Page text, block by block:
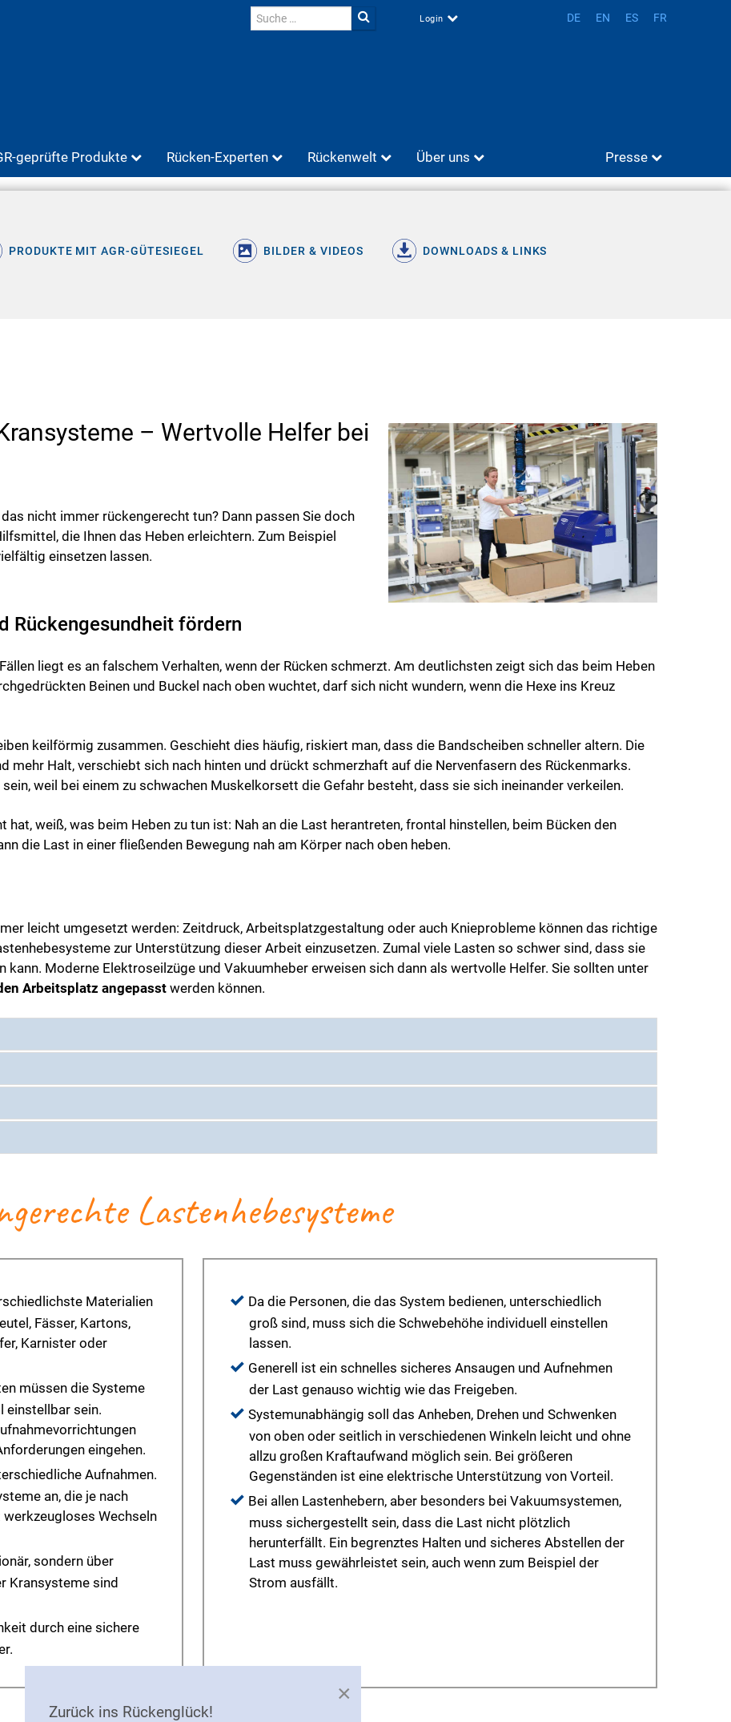
Login DE EN ES FR
geprüfte Produkte Rücken-Experten Rückenwelt Über uns Presse
PRODUKTE MIT AGR-GÜTESIEGEL BILDER & VIDEOS DOWNLOADS & LINKS
– Wertvolle Helfer bei
nicht immer rückengerecht tun? Dann passen Sie doch
die Ihnen das Heben erleichtern. Zum Beispiel
einsetzen lassen.
Rückengesundheit fördern
liegt es an falschem Verhalten, wenn der Rücken schmerzt. Am deutlichsten zeigt sich das beim Heben
Beinen und Buckel nach oben wuchtet, darf sich nicht wundern, wenn die Hexe ins Kreuz
keilförmig zusammen. Geschieht dies häufig, riskiert man, dass die Bandscheiben schneller altern. Die
mehr Halt, verschiebt sich nach hinten und drückt schmerzhaft auf die Nervenfasern des Rückenmarks.
weil bei einem zu schwachen Muskelkorsett die Gefahr besteht, dass sie sich ineinander verkeilen.
hat, weiß, was beim Heben zu tun ist: Nah an die Last herantreten, frontal hinstellen, beim Bücken den
die Last in einer fließenden Bewegung nah am Körper nach oben heben.
leicht umgesetzt werden: Zeitdruck, Arbeitsplatzgestaltung oder auch Knieprobleme können das richtige
zur Unterstützung dieser Arbeit einzusetzen. Zumal viele Lasten so schwer sind, dass sie
Moderne Elektroseilzüge und Vakuumheber erweisen sich dann als wertvolle Helfer. Sie sollten unter
Arbeitsplatz angepasstwerden können.
Lastenhebesysteme
Materialien
Fässer, Kartons,
Karnister oder
müssen die Systeme
einstellbar sein.
eingehen.
Aufnahmen.
an, die je nach
Wechseln
sondern über
Kransysteme sind
durch eine sichere
Da die Personen, die das System bedienen, unterschiedlich
groß sind, muss sich die Schwebehöhe individuell einstellen
lassen.
Generell ist ein schnelles sicheres Ansaugen und Aufnehmen
der Last genauso wichtig wie das Freigeben.
Systemunabhängig soll das Anheben, Drehen und Schwenken
von oben oder seitlich in verschiedenen Winkeln leicht und ohne
allzu großen Kraftaufwand möglich sein. Bei größeren
Gegenständen ist eine elektrische Unterstützung von Vorteil.
Bei allen Lastenhebern, aber besonders bei Vakuumsystemen,
muss sichergestellt sein, dass die Last nicht plötzlich
herunterfällt. Ein begrenztes Halten und sicheres Abstellen der
Last muss gewährleistet sein, auch wenn zum Beispiel der
Strom ausfällt.
×
Zurück ins Rückenglück!